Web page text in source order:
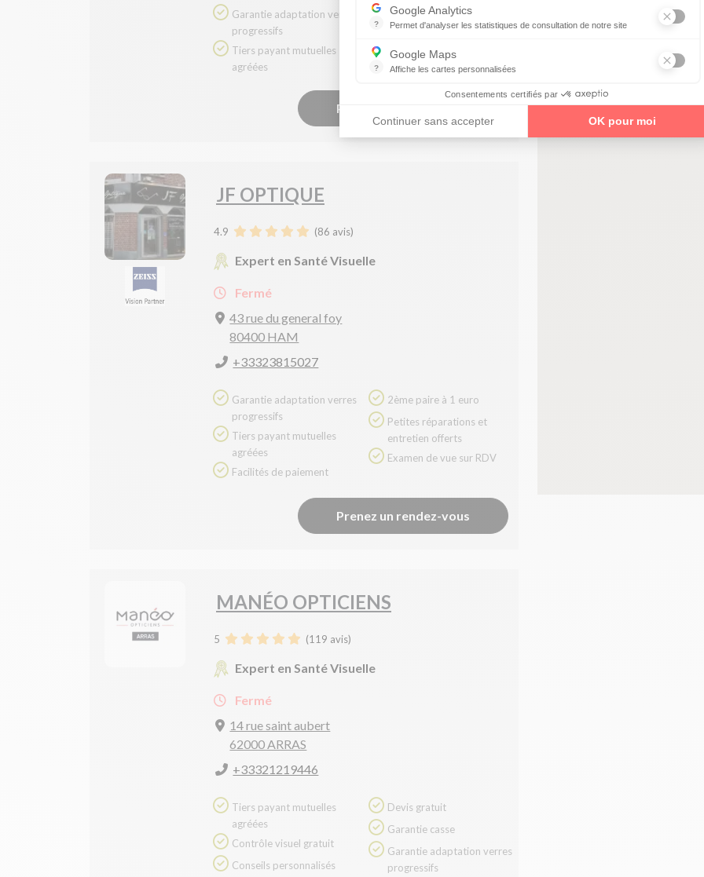
progressifs
agréées
d'opticiens diplômés
Devis gratuit
Contrôle visuel gratuit
Prenez un rendez-vous
JF OPTIQUE
4.9 (86 avis)
Expert en Santé Visuelle
Fermé
43 rue du general foy
80400 HAM
+33323815027
progressifs
agréées
Facilités de paiement
2ème paire à 1 euro
entretien offerts
Examen de vue sur RDV
Prenez un rendez-vous
MANÉO OPTICIENS
5 (119 avis)
Expert en Santé Visuelle
Fermé
14 rue saint aubert
62000 ARRAS
+33321219446
agréées
Contrôle visuel gratuit
Devis gratuit
Garantie casse
progressifs
?
Google Analytics
Permet d'analyser les statistiques de consultation de notre site
?
Google Maps
Affiche les cartes personnalisées
Consentements certifiés par
Continuer sans accepter OK pour moi